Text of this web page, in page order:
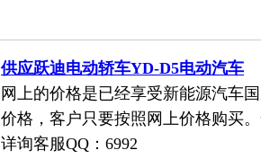
供应跃迪电动轿车YD-D5电动汽车
网上的价格是已经享受新能源汽车
价格，客户只要按照网上价格购买
详询客服QQ：6992